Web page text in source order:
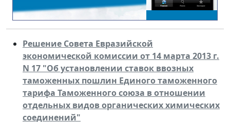
Решение Совета Евразийской
экономической комиссии от 14 марта 2013 г.
N 17 "Об установлении ставок ввозных
таможенных пошлин Единого таможенного
тарифа Таможенного союза в отношении
отдельных видов органических химических
соединений"